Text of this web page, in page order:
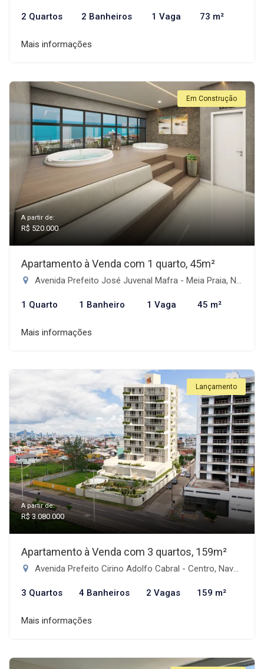
2 Quartos 2 Banheiros 1 Vaga 73 m²
Mais informações
Em Construção
A partir de:
R$ 520.000
Apartamento à Venda com 1 quarto, 45m²
Avenida Prefeito José Juvenal Mafra - Meia Praia, Navegantes-SC
1 Quarto 1 Banheiro 1 Vaga 45 m²
Mais informações
Lançamento
A partir de:
R$ 3.080.000
Apartamento à Venda com 3 quartos, 159m²
Avenida Prefeito Cirino Adolfo Cabral - Centro, Navegantes-SC
3 Quartos 4 Banheiros 2 Vagas 159 m²
Mais informações